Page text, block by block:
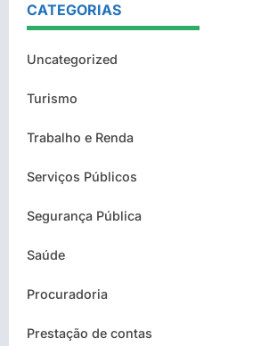
CATEGORIAS
Uncategorized
Turismo
Trabalho e Renda
Serviços Públicos
Segurança Pública
Saúde
Procuradoria
Prestação de contas